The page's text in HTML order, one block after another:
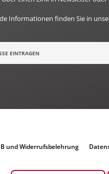
Informationen finden Sie in
und Widerrufsbelehrung